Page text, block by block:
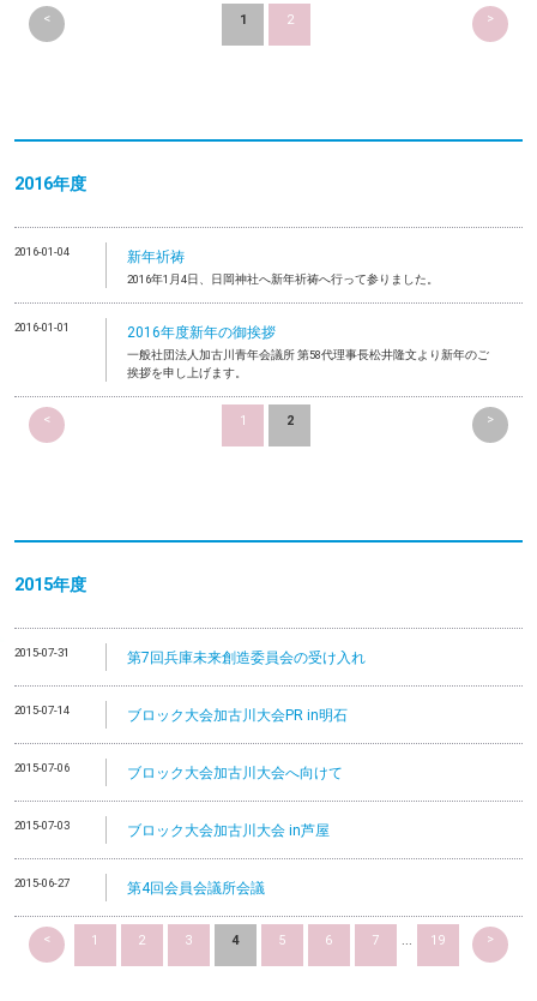
< 1 2 >
2016年度
2016-01-04 新年祈祷
2016年1月4日、日岡神社へ新年祈祷へ行って参りました。
2016-01-01 2016年度新年の御挨拶
一般社団法人加古川青年会議所 第58代理事長松井隆文より新年のご
挨拶を申し上げます。
< 1 2 >
2015年度
2015-07-31 第7回兵庫未来創造委員会の受け入れ
2015-07-14 ブロック大会加古川大会PR in明石
2015-07-06 ブロック大会加古川大会へ向けて
2015-07-03 ブロック大会加古川大会 in芦屋
2015-06-27 第4回会員会議所会議
< 1 2 3 4 5 6 7 ... 19 >